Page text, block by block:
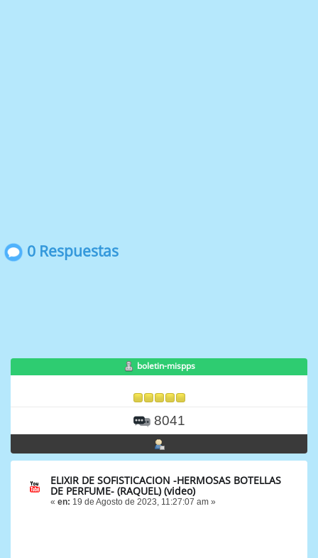
0 Respuestas
boletin-mispps
8041
ELIXIR DE SOFISTICACION -HERMOSAS BOTELLAS
DE PERFUME- (RAQUEL) (video)
« en: 19 de Agosto de 2023, 11:27:07 am »